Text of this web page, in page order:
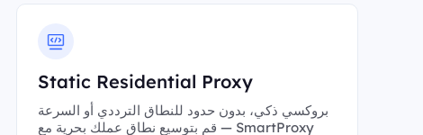
Static Residential Proxy
بروكسي ذكي، بدون حدود للنطاق الترددي أو السرعة
— قم بتوسيع نطاق عملك بحرية مع SmartProxy